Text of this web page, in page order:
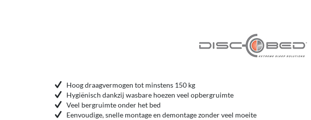
Hoog draagvermogen tot minstens 150 kg
Hygiënisch dankzij wasbare hoezen veel opbergruimte
Veel bergruimte onder het bed
Eenvoudige, snelle montage en demontage zonder veel moeite